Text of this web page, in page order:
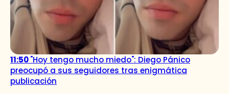
11:50"Hoy tengo mucho miedo": Diego Pánico
preocupó a sus seguidores tras enigmática
publicación